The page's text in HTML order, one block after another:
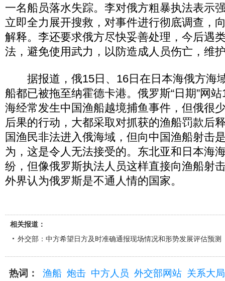
一名船员落水失踪。李对俄方粗暴执法表示
立即全力展开搜救，对事件进行彻底调查，
解释。李还要求俄方尽快妥善处理，今后遇
法，避免使用武力，以防造成人员伤亡，维
据报道，俄15日、16日在日本海俄方海
船都已被拖至纳霍德卡港。俄罗斯“日期”网
海经常发生中国渔船越境捕鱼事件，但俄很
后果的行动，大都采取对抓获的渔船罚款后
国渔民非法进入俄海域，但向中国渔船射击
为，这是令人无法接受的。东北亚和日本海
纷，但像俄罗斯执法人员这样直接向渔船射
外界认为俄罗斯是不通人情的国家。
相关报道：
外交部：中方希望日方及时准确通报现场情况和形势发展评估预测
热词： 渔船 炮击 中方人员 外交部网站 关系大局